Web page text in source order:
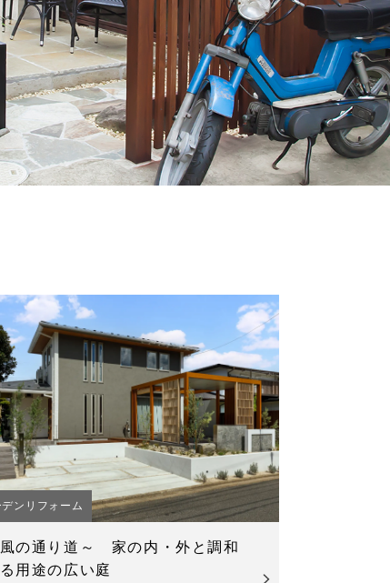
デンリフォーム
風の通り道～ 家の内・外と調和
用途の広い庭